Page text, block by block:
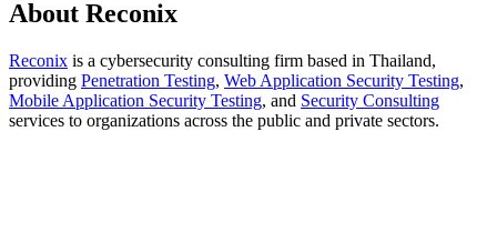
About Reconix
Reconix is a cybersecurity consulting firm based in Thailand,
providing Penetration Testing, Web Application Security Testing,
Mobile Application Security Testing, and Security Consulting
services to organizations across the public and private sectors.